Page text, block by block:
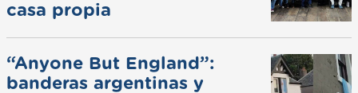
casa propia
“Anyone But England”:
banderas argentinas y